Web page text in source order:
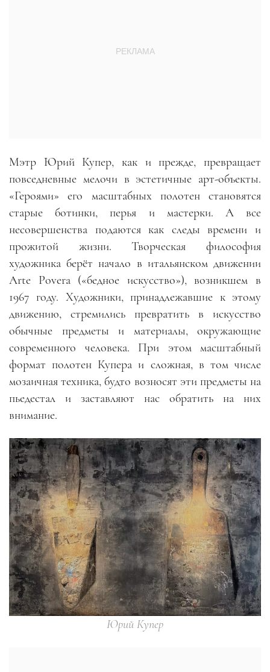
Мэтр Юрий Купер, как и прежде, превращает
повседневные мелочи в эстетичные арт-объекты.
«Героями» его масштабных полотен становятся
старые ботинки, перья и мастерки. А все
несовершенства подаются как следы времени и
прожитой жизни. Творческая философия
художника берёт начало в итальянском движении
Arte Povera («бедное искусство»), возникшем в
1967 году. Художники, принадлежавшие к этому
движению, стремились превратить в искусство
обычные предметы и материалы, окружающие
современного человека. При этом масштабный
формат полотен Купера и сложная, в том числе
мозаичная техника, будто возносят эти предметы на
пьедестал и заставляют нас обратить на них
внимание.
Юрий Купер